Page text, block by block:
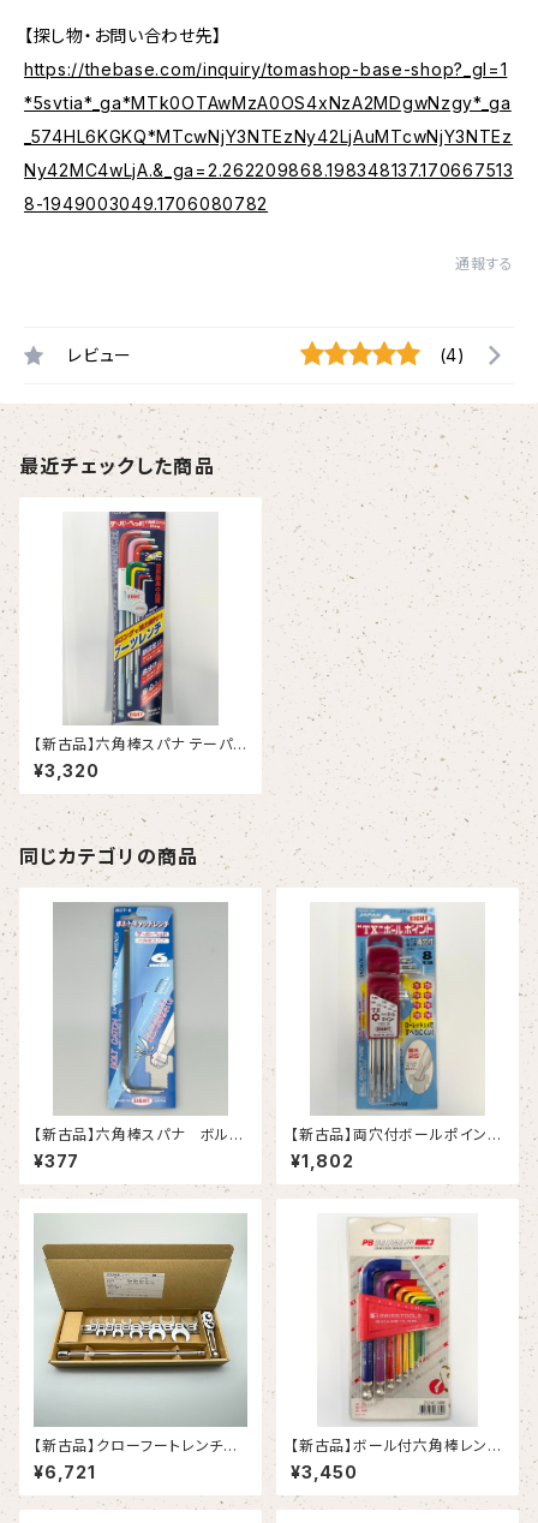
【探し物・お問い合わせ先】
https://thebase.com/inquiry/tomashop-base-shop?_gl=1
*5svtia*_ga*MTk0OTAwMzA0OS4xNzA2MDgwNzgy*_ga
_574HL6KGKQ*MTcwNjY3NTEzNy42LjAuMTcwNjY3NTEz
Ny42MC4wLjA.&_ga=2.262209868.198348137.170667513
8-1949003049.1706080782
通報する
レビュー (4)
最近チェックした商品
【新古品】六角棒スパナ テーパ
ーヘッド エキストラロング 9本
組（エイト）
¥3,320
同じカテゴリの商品
【新古品】六角棒スパナ ボルト
キャッチ テーパーヘッド エキス
トラロング（エイト）
¥377
【新古品】両穴付ボールポイント
レンチ 8本組（エイト）
¥1,802
【新古品】クローフートレンチセ
ット 3/8” （新日本ツール）
¥6,721
【新古品】ボール付六角棒レンチ
セット レインボー（PBスイスツ
ールズ）
¥3,450